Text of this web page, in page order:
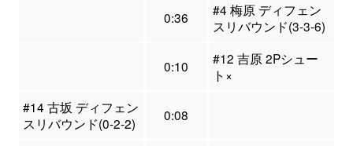
0:36
#4 梅原 ディフェン
スリバウンド(3-3-6)
0:10
#12 吉原 2Pシュー
ト×
#14 古坂 ディフェン
スリバウンド(0-2-2)
0:08